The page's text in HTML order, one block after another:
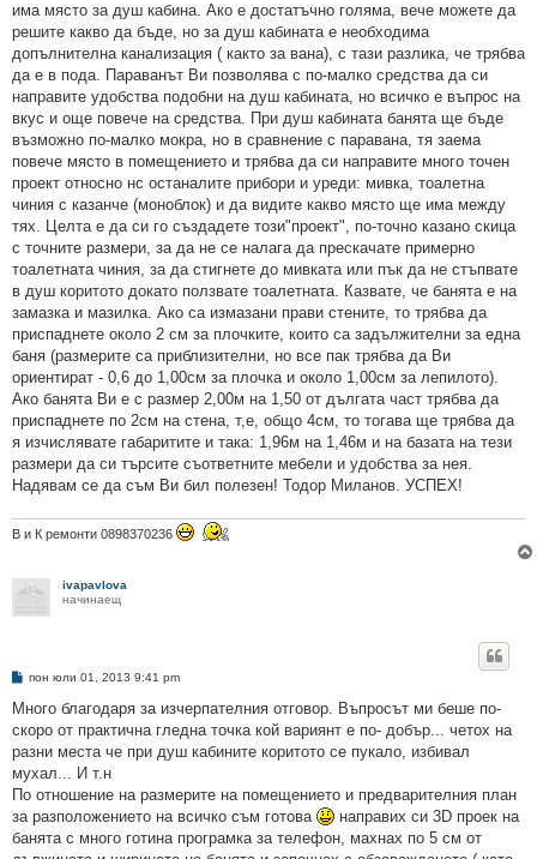
има място за душ кабина. Ако е достатъчно голяма, вече можете да
решите какво да бъде, но за душ кабината е необходима
допълнителна канализация ( както за вана), с тази разлика, че трябва
да е в пода. Параванът Ви позволява с по-малко средства да си
направите удобства подобни на душ кабината, но всичко е въпрос на
вкус и още повече на средства. При душ кабината банята ще бъде
възможно по-малко мокра, но в сравнение с паравана, тя заема
повече място в помещението и трябва да си направите много точен
проект относно нс останалите прибори и уреди: мивка, тоалетна
чиния с казанче (моноблок) и да видите какво място ще има между
тях. Целта е да си го създадете този"проект", по-точно казано скица
с точните размери, за да не се налага да прескачате примерно
тоалетната чиния, за да стигнете до мивката или пък да не стъпвате
в душ коритото докато ползвате тоалетната. Казвате, че банята е на
замазка и мазилка. Ако са измазани прави стените, то трябва да
приспаднете около 2 см за плочките, които са задължителни за една
баня (размерите са приблизителни, но все пак трябва да Ви
ориентират - 0,6 до 1,00см за плочка и около 1,00см за лепилото).
Ако банята Ви е с размер 2,00м на 1,50 от дългата част трябва да
приспаднете по 2см на стена, т,е, общо 4см, то тогава ще трябва да
я изчислявате габаритите и така: 1,96м на 1,46м и на базата на тези
размери да си търсите съответните мебели и удобства за нея.
Надявам се да съм Ви бил полезен! Тодор Миланов. УСПЕХ!
В и К ремонти 0898370236
ivapavlova
начинаещ
М
е
и
е
пон юли 01, 2013 9:41 pm
Много благодаря за изчерпателния отговор. Въпросът ми беше по-
скоро от практична гледна точка кой вариянт е по- добър... четох на
разни места че при душ кабините коритото се пукало, избивал
мухал... И т.н
По отношение на размерите на помещението и предварителния план
за разположението на всичко съм готова
направих си 3D проек на
банята с много готина програмка за телефон, махнах по 5 см от